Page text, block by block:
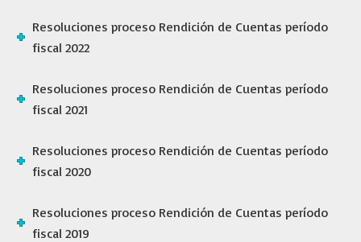
Resoluciones proceso Rendición de Cuentas período
fiscal 2022
Resoluciones proceso Rendición de Cuentas período
fiscal 2021
Resoluciones proceso Rendición de Cuentas período
fiscal 2020
Resoluciones proceso Rendición de Cuentas período
fiscal 2019